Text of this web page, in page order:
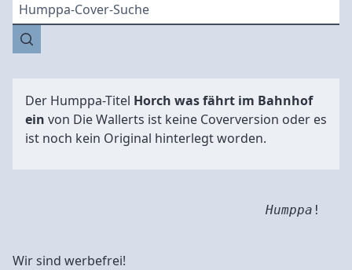
Humppa-Cover-Suche
Der Humppa-Titel Horch was fährt im Bahnhof
ein von Die Wallerts ist keine Coverversion oder es
ist noch kein Original hinterlegt worden.
Humppa !
Wir sind werbefrei!